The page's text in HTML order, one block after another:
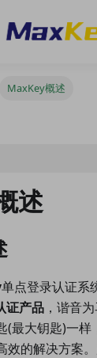
MaxKey概述
述
单点登录认证系
证产品 ，谐音
(最大钥匙)一
效的解决方案